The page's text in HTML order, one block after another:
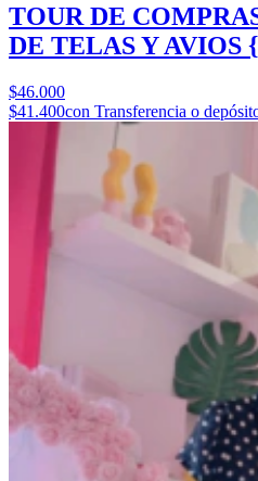
TOUR DE
DE TELAS Y AVIOS
$46.000
$41.400con Transferencia o